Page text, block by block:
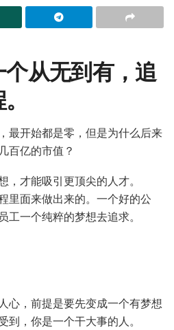
从无到有，追
最开始都是零，但是为什么后来
百亿的市值？
里面来做出来的。一个好的公
一个纯粹的梦想去追求。
心，前提是要先变成一个有梦想
，你是一个干大事的人。